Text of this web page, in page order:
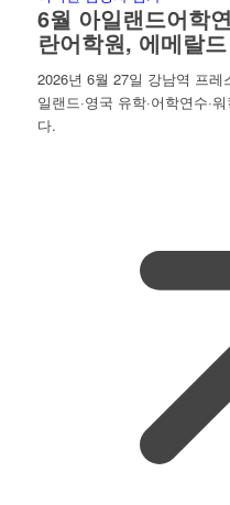
6월 아일랜드어학
란어학원, 에메랄
2026년 6월 27일 강남역 프
일랜드·영국 유학·어학연수·
다.